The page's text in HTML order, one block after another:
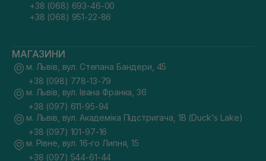
+38 (068) 693-46-00
+38 (068) 951-22-86
МАГАЗИНИ
м. Львів, вул. Степана Бандери, 45
+38 (098) 778-13-79
м. Львів, вул. Івана Франка, 36
+38 (097) 611-95-94
м. Львів, вул. Академіка Підстригача, 1В (Duck's Lake)
+38 (097) 101-97-16
м. Рівне, вул. 16-го Липня, 15
+38 (097) 544-61-44